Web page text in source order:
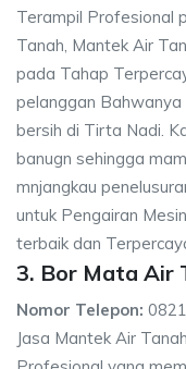
Terampil Profesional
Tanah, Mantek Air
pada Tahap
pelanggan Bahwanya
bersih di Tirta Nadi.
banugn sehingga
mnjangkau
untuk Pengairan
terbaik dan
3. Bor Mata Air
Nomor Telepon:
Jasa Mantek Air